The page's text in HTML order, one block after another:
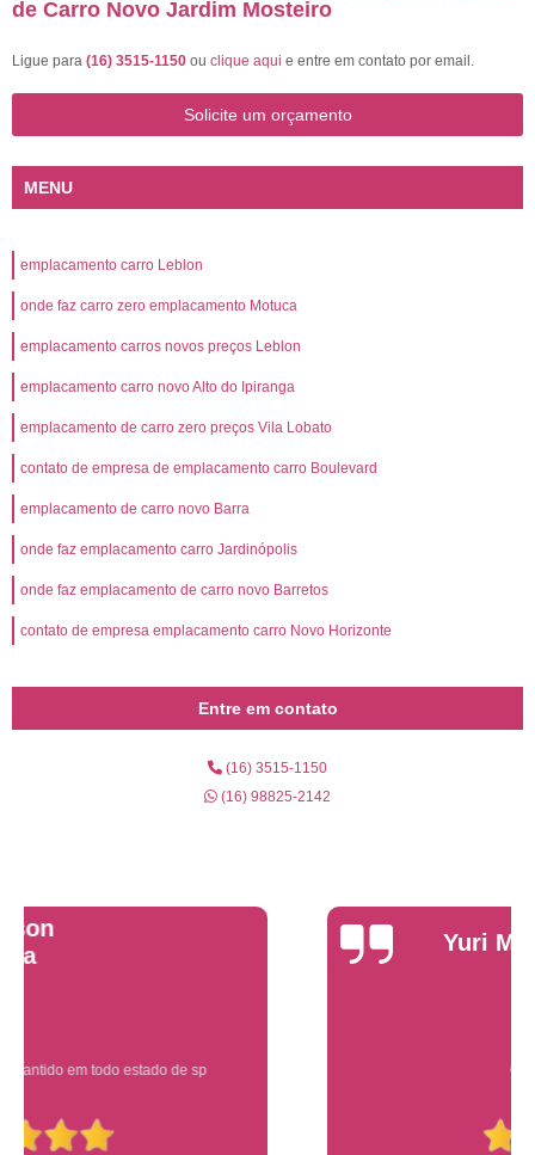
de Carro Novo Jardim Mosteiro
Ligue para (16) 3515-1150 ou clique aqui e entre em contato por email.
Solicite um orçamento
MENU
emplacamento carro Leblon
onde faz carro zero emplacamento Motuca
emplacamento carros novos preços Leblon
emplacamento carro novo Alto do Ipiranga
emplacamento de carro zero preços Vila Lobato
contato de empresa de emplacamento carro Boulevard
emplacamento de carro novo Barra
onde faz emplacamento carro Jardinópolis
onde faz emplacamento de carro novo Barretos
contato de empresa emplacamento carro Novo Horizonte
Entre em contato
(16) 3515-1150
(16) 98825-2142
Ótimo atendimento